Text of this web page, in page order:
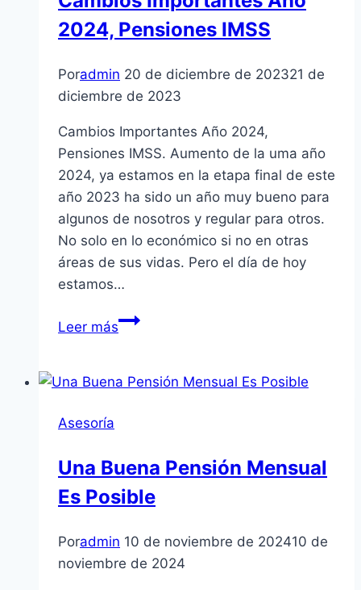
2024, Pensiones IMSS
Poradmin 20 de diciembre de 202321 de
diciembre de 2023
Cambios Importantes Año 2024,
Pensiones IMSS. Aumento de la uma año
2024, ya estamos en la etapa final de este
año 2023 ha sido un año muy bueno para
algunos de nosotros y regular para otros.
No solo en lo económico si no en otras
áreas de sus vidas. Pero el día de hoy
estamos…
Leer másCambios
2024,
Asesoría
Una Buena Pensión Mensual
Es Posible
Poradmin 10 de noviembre de 202410 de
noviembre de 2024